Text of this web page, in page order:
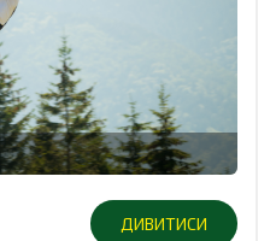
ДИВИТИСИ